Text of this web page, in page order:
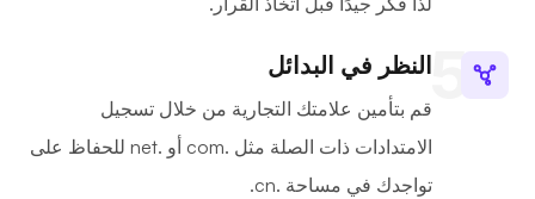
النظر في البدائل
قم بتأمين علامتك التجارية من خلال تسجيل
الامتدادات ذات الصلة مثل .com أو .net للحفاظ على
تواجدك في مساحة .cn.